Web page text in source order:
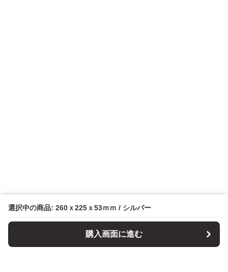
選択中の商品: 260ｘ225ｘ53ｍｍ / シルバー
購入画面に進む